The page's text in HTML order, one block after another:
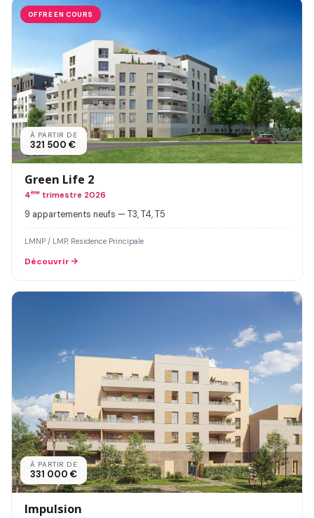
OFFRE EN COURS
À PARTIR DE
321 500 €
Green Life 2
4ème trimestre 2026
9 appartements neufs — T3, T4, T5
LMNP / LMP, Residence Principale
Découvrir
À PARTIR DE
331 000 €
Impulsion